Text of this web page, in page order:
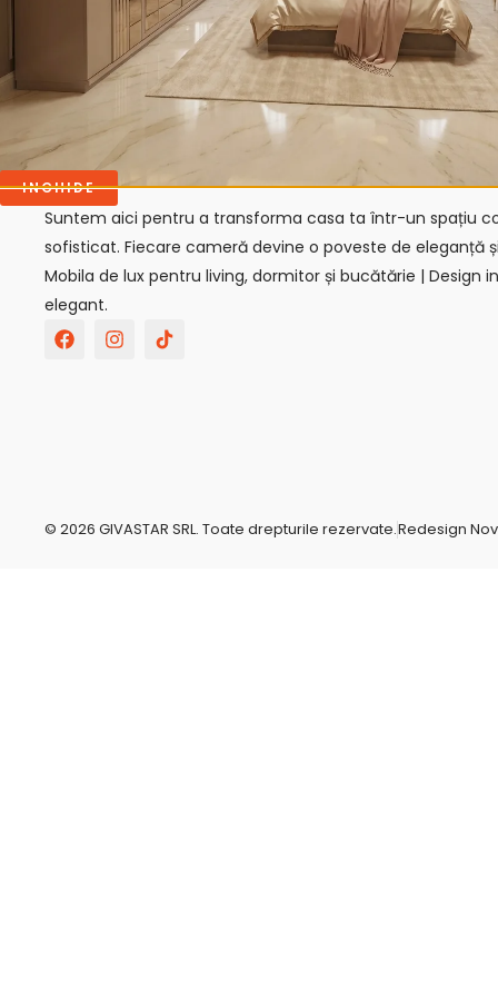
Bine ai venit la GIVASTAR!
Suntem aici pentru a transforma casa ta într-un spațiu
sofisticat. Fiecare cameră devine o poveste de eleganță
Mobila de lux pentru living, dormitor și bucătărie | Design
elegant.
F
a
I
n
T
i
r
© 2026 GIVASTAR SRL. Toate drepturile rezervate.Redesign
INCHIDE